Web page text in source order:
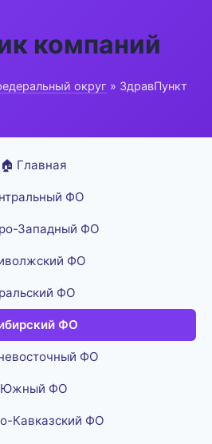
компаний
округ » ЗдравПункт
🏠 Главная
ФО
Западный ФО
ФО
ФО
ФО
ФО
Южный ФО
Кавказский ФО